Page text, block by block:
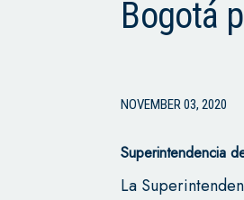
Bogotá
NOVEMBER 03, 2020
Superintendencia
La